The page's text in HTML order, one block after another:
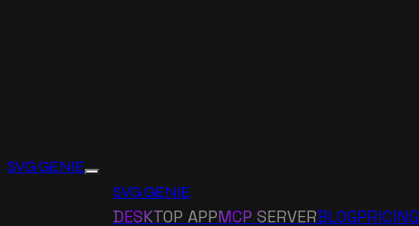
SVG GENIE
SVG GENIE
DESKTOP APPMCP SERVERBLOGPRICING